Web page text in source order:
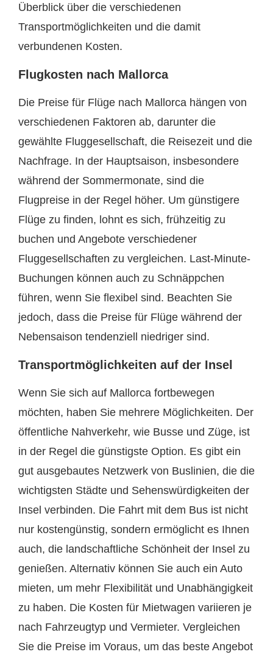
Überblick über die verschiedenen
Transportmöglichkeiten und die damit
verbundenen Kosten.
Flugkosten nach Mallorca
Die Preise für Flüge nach Mallorca hängen von
verschiedenen Faktoren ab, darunter die
gewählte Fluggesellschaft, die Reisezeit und die
Nachfrage. In der Hauptsaison, insbesondere
während der Sommermonate, sind die
Flugpreise in der Regel höher. Um günstigere
Flüge zu finden, lohnt es sich, frühzeitig zu
buchen und Angebote verschiedener
Fluggesellschaften zu vergleichen. Last-Minute-
Buchungen können auch zu Schnäppchen
führen, wenn Sie flexibel sind. Beachten Sie
jedoch, dass die Preise für Flüge während der
Nebensaison tendenziell niedriger sind.
Transportmöglichkeiten auf der Insel
Wenn Sie sich auf Mallorca fortbewegen
möchten, haben Sie mehrere Möglichkeiten. Der
öffentliche Nahverkehr, wie Busse und Züge, ist
in der Regel die günstigste Option. Es gibt ein
gut ausgebautes Netzwerk von Buslinien, die die
wichtigsten Städte und Sehenswürdigkeiten der
Insel verbinden. Die Fahrt mit dem Bus ist nicht
nur kostengünstig, sondern ermöglicht es Ihnen
auch, die landschaftliche Schönheit der Insel zu
genießen. Alternativ können Sie auch ein Auto
mieten, um mehr Flexibilität und Unabhängigkeit
zu haben. Die Kosten für Mietwagen variieren je
nach Fahrzeugtyp und Vermieter. Vergleichen
Sie die Preise im Voraus, um das beste Angebot